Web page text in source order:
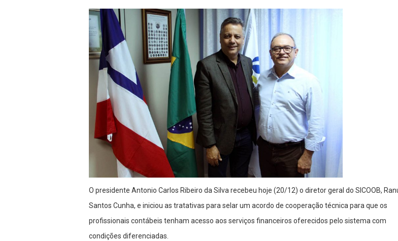
O presidente Antonio Carlos Ribeiro da Silva recebeu hoje (20/12) o diretor geral do SICOOB,
Santos Cunha, e iniciou as tratativas para selar um acordo de cooperação técnica para que os
profissionais contábeis tenham acesso aos serviços financeiros oferecidos pelo sistema com
condições diferenciadas.